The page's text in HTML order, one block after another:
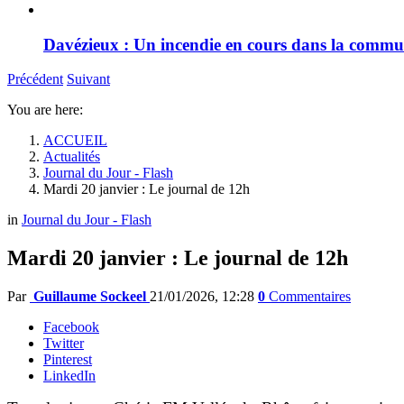
Davézieux : Un incendie en cours dans la
Précédent Suivant
You are here:
ACCUEIL
Actualités
Journal du Jour - Flash
Mardi 20 janvier : Le journal de 12h
in Journal du Jour - Flash
Mardi 20 janvier : Le journal de 12h
Par Guillaume Sockeel 21/01/2026, 12:28 0 Commentaires
Facebook
Twitter
Pinterest
LinkedIn